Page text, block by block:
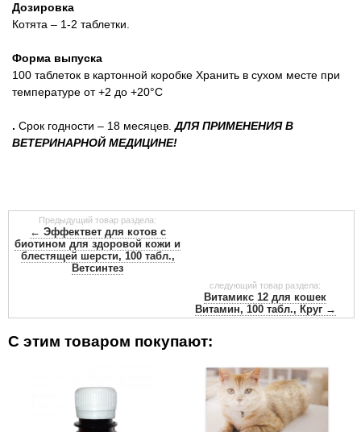
Дозировка
Котята – 1-2 таблетки.
Форма выпуска
100 таблеток в картонной коробке Хранить в сухом месте при
температуре от +2 до +20°С
. Срок годности – 18 месяцев.ДЛЯ ПРИМЕНЕНИЯ В
ВЕТЕРИНАРНОЙ МЕДИЦИНЕ!
Предыдущий товар раздела:
← Эффектвет для котов с
биотином для здоровой кожи и
блестящей шерсти, 100 табл.,
Ветсинтез
следующий товар раздела:
Витамикс 12 для кошек
Витамин, 100 табл., Круг →
С этим товаром покупают: